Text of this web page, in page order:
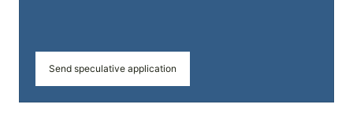
Send speculative application